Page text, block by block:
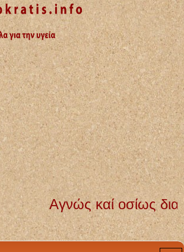
Αγνώς καί οσίως